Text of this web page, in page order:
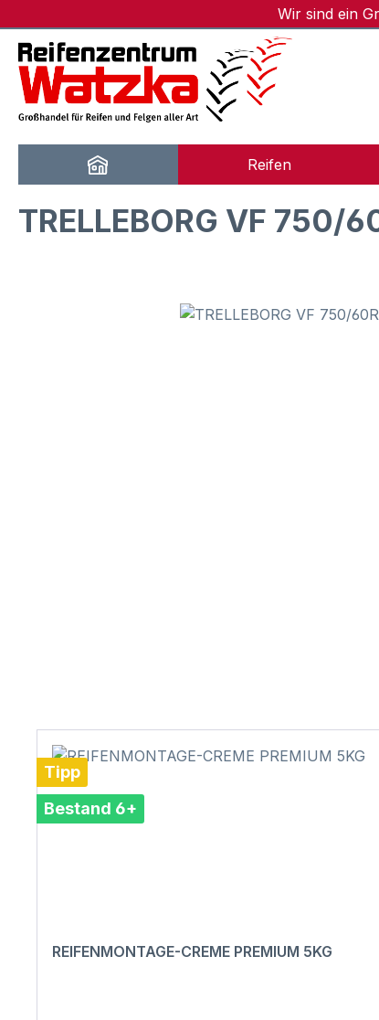
Wir sind ein
Reifen
TRELLEBORG VF 750/
Bildergalerie überspringen
Tipp
Bestand 6+
REIFENMONTAGE-CREME PREMIUM 5KG